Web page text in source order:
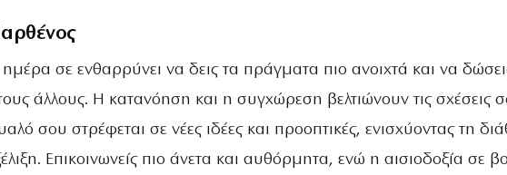
σε ενθαρρύνει να δεις τα πράγματα πιο ανοιχτά και να
άλλους. Η κατανόηση και η συγχώρεση βελτιώνουν τις σχέσεις
σου στρέφεται σε νέες ιδέες και προοπτικές, ενισχύοντας τη
Επικοινωνείς πιο άνετα και αυθόρμητα, ενώ η αισιοδοξία σε